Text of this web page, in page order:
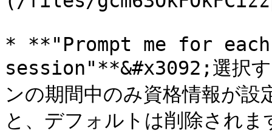
* **"Prompt me for
session"**&#x3092;選択す
ンの期間中のみ資格情報が
と、デフォルトは削除されま